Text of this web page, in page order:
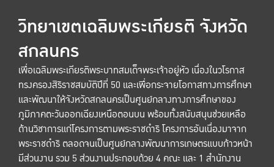
วิทยาเขตเฉลิมพระเกียรติ จังหวัด
สกลนคร
เพื่อเฉลิมพระเกียรติพระบาทสมเด็จพระเจ้าอยู่หัว เนื่องในวโรกาส
ทรงครองสิริราชสมบัติปีที่ 50 และเพื่อกระจายโอกาสทางการศึกษา
และพัฒนาให้จังหวัดสกลนครเป็นศูนย์กลางทางการศึกษาของ
ภูมิภาคตะวันออกเฉียงเหนือตอนบน พร้อมทั้งสนับสนุนช่วยเหลือ
ด้านวิชาการแก่โครงการตามพระราชดำริ โครงการอันเนื่องมาจาก
พระราชดำริ ตลอดจนเป็นศูนย์กลางพัฒนาการเกษตรแบบก้าวหน้า
มีส่วนงาน รวม 5 ส่วนงานประกอบด้วย 4 คณะ และ 1 สำนักงาน